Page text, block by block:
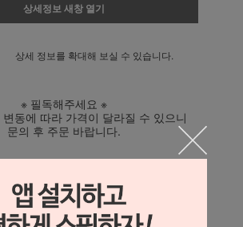
상세정보 새창 열기
상세 정보를 확대해 보실 수 있습니다.
※ 필독해주세요 ※
동에 따라 가격이 달라질 수 있으니
문의 후 주문 바랍니다.